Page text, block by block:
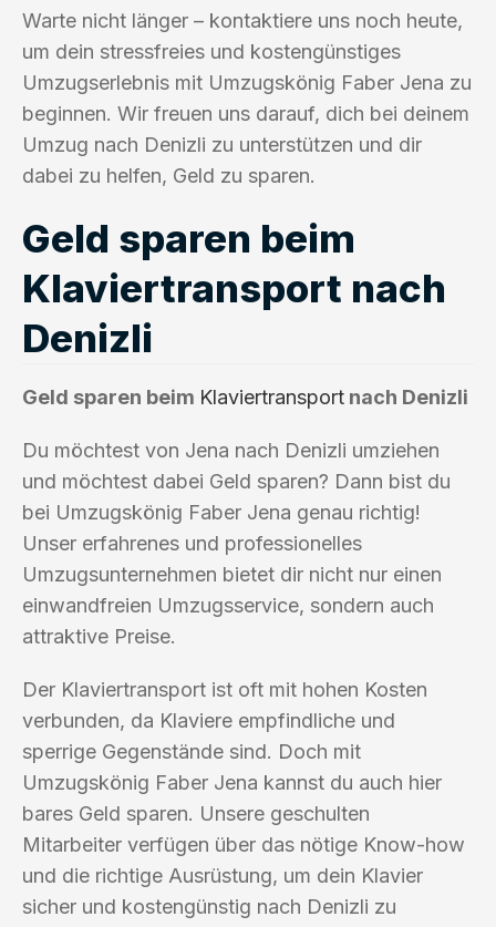
Warte nicht länger – kontaktiere uns noch heute,
um dein stressfreies und kostengünstiges
Umzugserlebnis mit Umzugskönig Faber Jena zu
beginnen. Wir freuen uns darauf, dich bei deinem
Umzug nach Denizli zu unterstützen und dir
dabei zu helfen, Geld zu sparen.
Geld sparen beim
Klaviertransport nach
Denizli
Geld sparen beim Klaviertransport nach Denizli
Du möchtest von Jena nach Denizli umziehen
und möchtest dabei Geld sparen? Dann bist du
bei Umzugskönig Faber Jena genau richtig!
Unser erfahrenes und professionelles
Umzugsunternehmen bietet dir nicht nur einen
einwandfreien Umzugsservice, sondern auch
attraktive Preise.
Der Klaviertransport ist oft mit hohen Kosten
verbunden, da Klaviere empfindliche und
sperrige Gegenstände sind. Doch mit
Umzugskönig Faber Jena kannst du auch hier
bares Geld sparen. Unsere geschulten
Mitarbeiter verfügen über das nötige Know-how
und die richtige Ausrüstung, um dein Klavier
sicher und kostengünstig nach Denizli zu